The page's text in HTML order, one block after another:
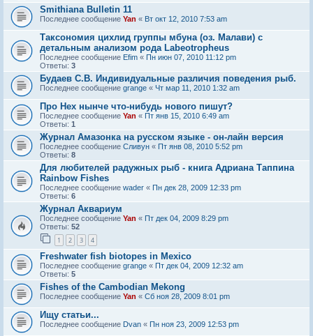
Smithiana Bulletin 11
Последнее сообщение Yan « Вт окт 12, 2010 7:53 am
Таксономия цихлид группы мбуна (оз. Малави) с
детальным анализом рода Labeotropheus
Последнее сообщение Efim « Пн июн 07, 2010 11:12 pm
Ответы: 3
Будаев С.В. Индивидуальные различия поведения рыб.
Последнее сообщение grange « Чт мар 11, 2010 1:32 am
Про Hex нынче что-нибудь нового пишут?
Последнее сообщение Yan « Пт янв 15, 2010 6:49 am
Ответы: 1
Журнал Амазонка на русском языке - он-лайн версия
Последнее сообщение Сливун « Пт янв 08, 2010 5:52 pm
Ответы: 8
Для любителей радужных рыб - книга Адриана Таппина
Rainbow Fishes
Последнее сообщение wader « Пн дек 28, 2009 12:33 pm
Ответы: 6
Журнал Аквариум
Последнее сообщение Yan « Пт дек 04, 2009 8:29 pm
Ответы: 52
1 2 3 4
Freshwater fish biotopes in Mexico
Последнее сообщение grange « Пт дек 04, 2009 12:32 am
Ответы: 5
Fishes of the Cambodian Mekong
Последнее сообщение Yan « Сб ноя 28, 2009 8:01 pm
Ищу статьи...
Последнее сообщение Dvan « Пн ноя 23, 2009 12:53 pm